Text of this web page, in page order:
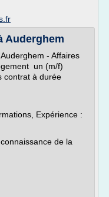
Auderghem
- Affaires
un (m/f)
contrat à durée
Expérience :
de la